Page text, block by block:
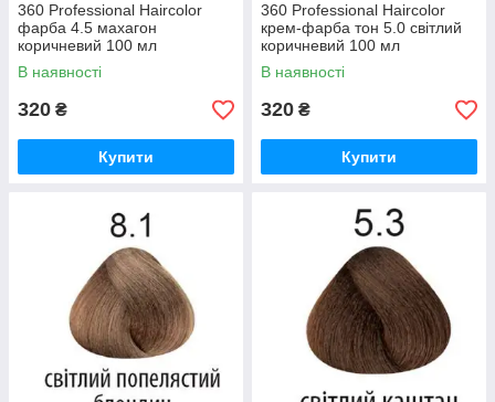
360 Professional Haircolor
фарба 4.5 махагон
коричневий 100 мл
В наявності
320 ₴
Купити
360 Professional Haircolor
крем-фарба тон 5.0 світлий
коричневий 100 мл
В наявності
320 ₴
Купити